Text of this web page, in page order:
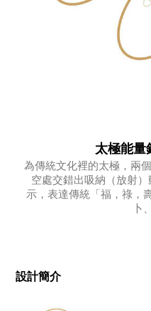
太極能
為傳統文化裡的太極，兩
空處交錯出吸納（放射
示，表達傳統「福，祿，
卜
設計簡介